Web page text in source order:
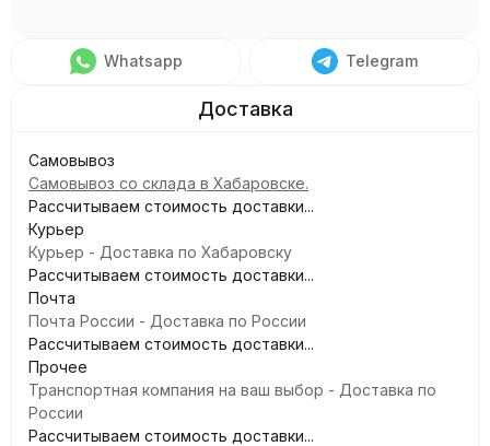
Whatsapp Telegram
Самовывоз
Самовывоз со склада в Хабаровске.
Рассчитываем стоимость доставки...
Курьер
Курьер - Доставка по Хабаровску
Рассчитываем стоимость доставки...
Почта
Почта России - Доставка по России
Рассчитываем стоимость доставки...
Прочее
Транспортная компания на ваш выбор - Доставка по
России
Рассчитываем стоимость доставки...